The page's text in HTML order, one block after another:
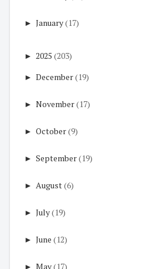
► January(17)
► 2025 (203)
► December(19)
► November(17)
► October(9)
► September(19)
► August(6)
► July(19)
► June (12)
► May(17)